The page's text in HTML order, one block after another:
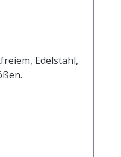
Edelstahl,